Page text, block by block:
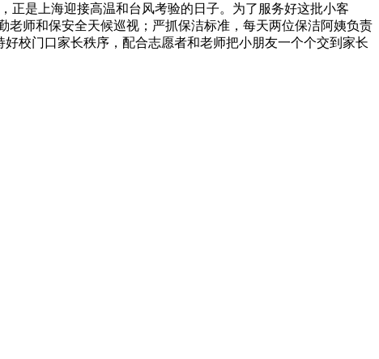
正是上海迎接高温和台风考验的日子。为了服务好这批小客
师和保安全天候巡视；严抓保洁标准，每天两位保洁阿姨负责
校门口家长秩序，配合志愿者和老师把小朋友一个个交到家长